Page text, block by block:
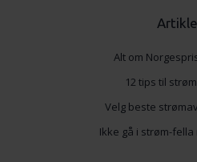
Alt om
12 tips til
Velg beste
Ikke gå i strøm-